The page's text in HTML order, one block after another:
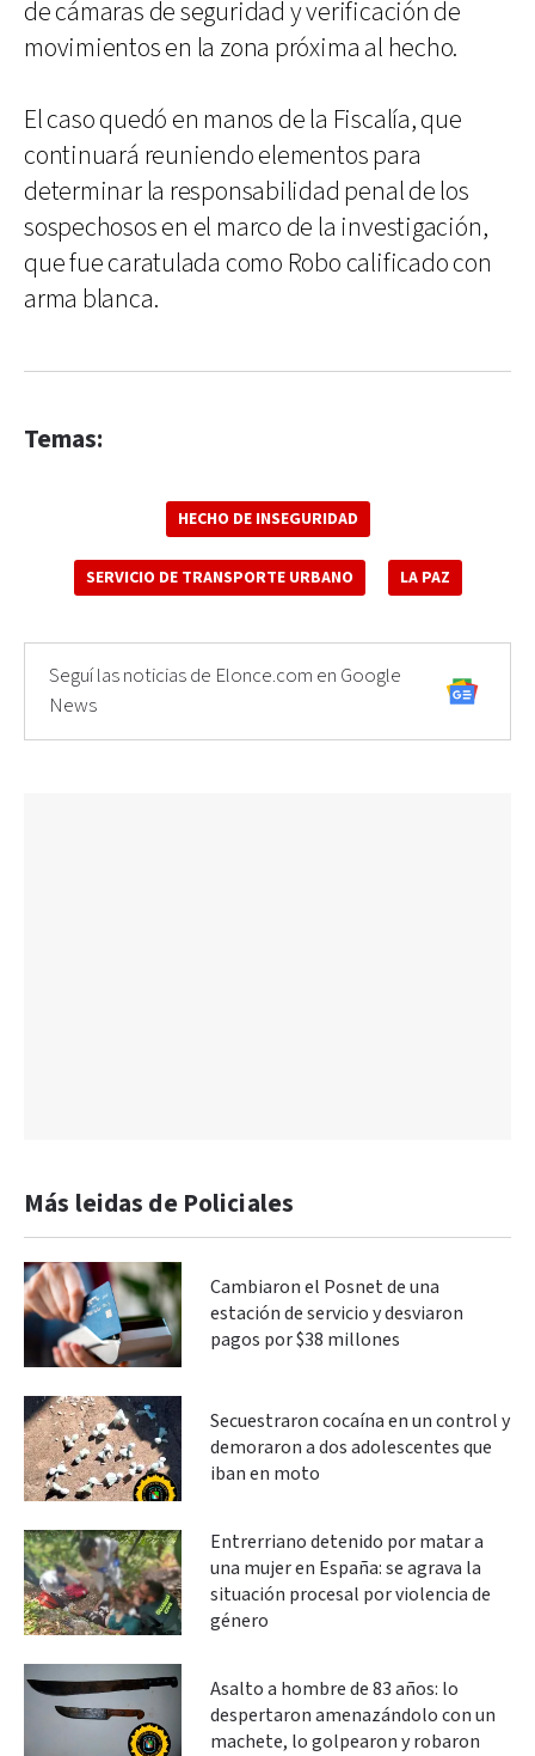
de cámaras de seguridad y verificación de
movimientos en la zona próxima al hecho.
El caso quedó en manos de la Fiscalía, que
continuará reuniendo elementos para
determinar la responsabilidad penal de los
sospechosos en el marco de la investigación,
que fue caratulada como Robo calificado con
arma blanca.
Temas:
HECHO DE INSEGURIDAD
SERVICIO DE TRANSPORTE URBANO LA PAZ
Seguí las noticias de Elonce.com en Google
News
Más leidas de Policiales
Cambiaron el Posnet de una
estación de servicio y desviaron
pagos por $38 millones
Secuestraron cocaína en un control y
demoraron a dos adolescentes que
iban en moto
Entrerriano detenido por matar a
una mujer en España: se agrava la
situación procesal por violencia de
género
Asalto a hombre de 83 años: lo
despertaron amenazándolo con un
machete, lo golpearon y robaron